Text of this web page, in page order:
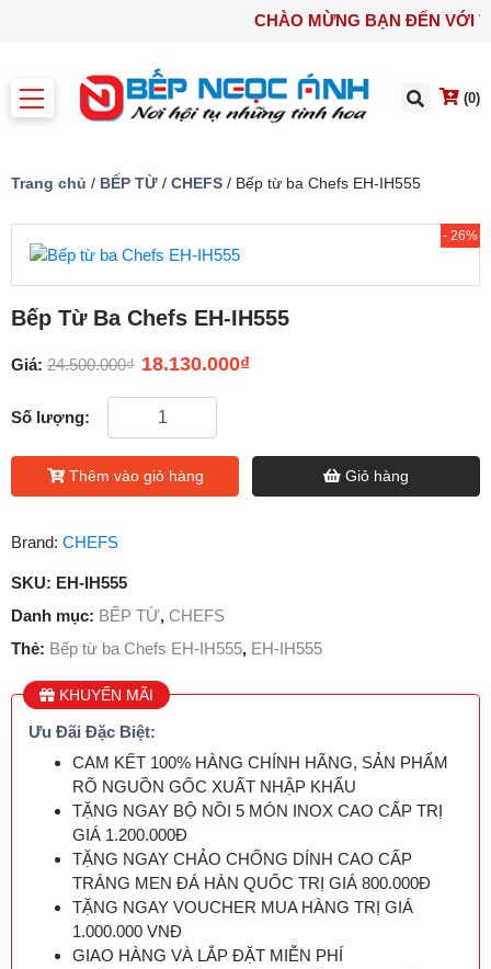
CHÀO MỪNG BẠN ĐẾN
(0)
Trang chủ / BẾP TỪ / CHEFS / Bếp từ ba Chefs EH-IH555
- 26%
Bếp Từ Ba Chefs EH-IH555
Giá: 24.500.000₫ 18.130.000₫
Số lượng:
Thêm vào giỏ hàng Giỏ hàng
Brand: CHEFS
SKU: EH-IH555
Danh mục: BẾP TỪ, CHEFS
Thẻ: Bếp từ ba Chefs EH-IH555, EH-IH555
KHUYẾN MÃI
Ưu Đãi Đặc Biệt:
CAM KẾT 100% HÀNG CHÍNH HÃNG, SẢN PHẨM
RÕ NGUỒN GỐC XUẤT NHẬP KHẨU
TẶNG NGAY BỘ NỒI 5 MÓN INOX CAO CẤP TRỊ
GIÁ 1.200.000Đ
TẶNG NGAY CHẢO CHỐNG DÍNH CAO CẤP
TRÁNG MEN ĐÁ HÀN QUỐC TRỊ GIÁ 800.000Đ
TẶNG NGAY VOUCHER MUA HÀNG TRỊ GIÁ
1.000.000 VNĐ
GIAO HÀNG VÀ LẮP ĐẶT MIỄN PHÍ